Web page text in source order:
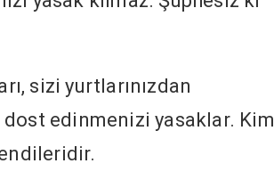
sizi yurtlarınızdan
dost edinmenizi yasaklar. Kim